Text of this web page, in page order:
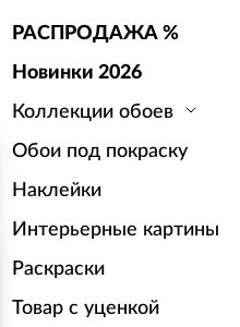
РАСПРОДАЖА %
Новинки 2026
Коллекции обоев
Обои под покраску
Наклейки
Интерьерные картины
Раскраски
Товар с уценкой
Каталог
Золотая